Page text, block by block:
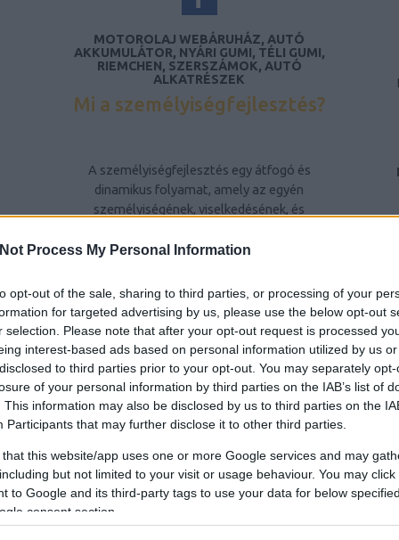
Process My Personal Information
opt-out of the sale, sharing to third parties, or processing of your
for targeted advertising by us, please use the below opt-out
selection. Please note that after your opt-out request is processed
interest-based ads based on personal information utilized by us
to third parties prior to your opt-out. You may separately
of your personal information by third parties on the IAB’s list of
This information may also be disclosed by us to third parties on the
Participants that may further disclose it to other third parties.
that this website/app uses one or more Google services and may
but not limited to your visit or usage behaviour. You may
to Google and its third-party tags to use your data for below
consent section.
MOTOROLAJ WEBÁRUHÁZ, AUTÓ
AKKUMULÁTOR, NYÁRI GUMI, TÉLI GUMI,
RIEMCHEN, SZERSZÁMOK, AUTÓ
ALKATRÉSZEK
Mi a személyiségfejlesztés?
A személyiségfejlesztés egy átfogó és
dinamikus folyamat, amely az egyén
személyiségének, viselkedésének, és
irányul. Ez a folyamat nem csupán az egyén
hanem a környezetével való interakciójának
javítását is. A személyiségfejlesztés célja,
hogy az egyén képessé váljon arra, hogy
pozitív módon befolyásolja saját életét, és
hatékonyabban kezelje a mindennapi
kihívásokat és konfliktusokat.
A személyiségfejlesztés fontossága
A személyiségfejlesztés alapvető
jelentőséggel bír az egyén életében, mivel
közvetlen hatással van az önbizalomra, a
kapcsolatokra, a karrierre és az általános
életminőségre. Egy jól kiegyensúlyozott